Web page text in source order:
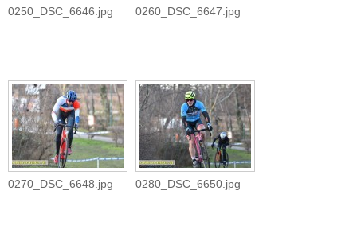
0250_DSC_6646.jpg 0260_DSC_6647.jpg
0270_DSC_6648.jpg 0280_DSC_6650.jpg